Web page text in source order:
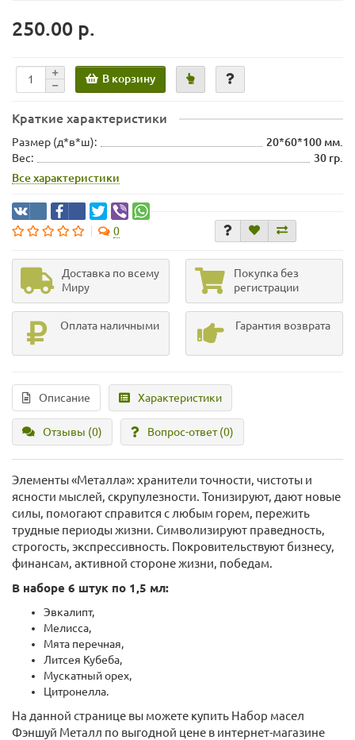
250.00 р.
В корзину
Краткие характеристики
Размер (д*в*ш):
20*60*100 мм.
Вес:
30 гр.
Все характеристики
0
Доставка по всему
Миру
Покупка без
регистрации
Оплата наличными Гарантия возврата
Описание Характеристики
Отзывы (0) Вопрос-ответ(0)
Элементы «Металла»: хранители точности, чистоты и
ясности мыслей, скрупулезности. Тонизируют, дают новые
силы, помогают справится с любым горем, пережить
трудные периоды жизни. Символизируют праведность,
строгость, экспрессивность. Покровительствуют бизнесу,
финансам, активной стороне жизни, победам.
В наборе 6 штук по 1,5 мл:
Эвкалипт,
Мелисса,
Мята перечная,
Литсея Кубеба,
Мускатный орех,
Цитронелла.
На данной странице вы можете купить Набор масел
Фэншуй Металл по выгодной цене в интернет-магазине